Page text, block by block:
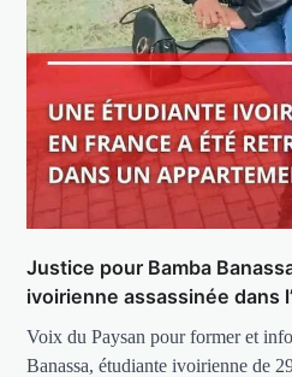
Justice pour Bamba
ivoirienne assassinée dans
Voix du Paysan pour former et
Banassa, étudiante ivoirienne de